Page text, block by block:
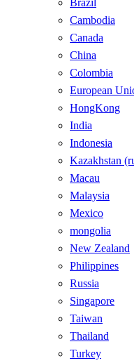
Brazil
Cambodia
Canada
China
Colombia
European
HongKong
India
Indonesia
Kazakhstan
Macau
Malaysia
Mexico
mongolia
New Zealand
Philippines
Russia
Singapore
Taiwan
Thailand
Turkey